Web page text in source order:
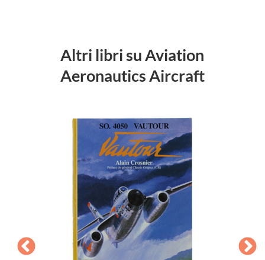
Altri libri su Aviation
Aeronautics Aircraft